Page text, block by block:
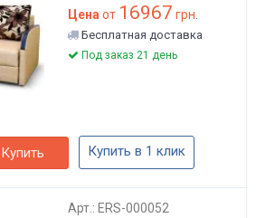
Цена от 16967 грн.
Бесплатная доставка
Под заказ 21 день
Купить Купить в 1 клик
Арт.: ERS-000052